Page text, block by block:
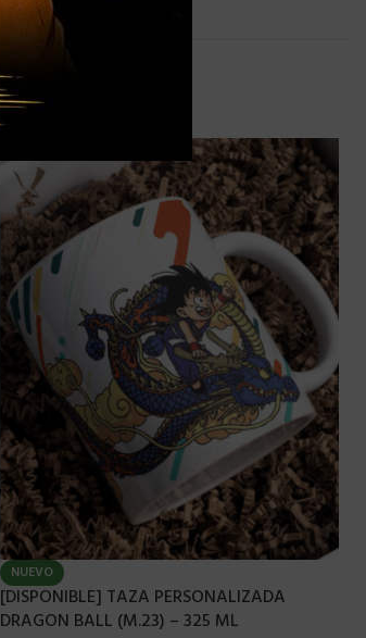
NUEVO
[DISPONIBLE] TAZA PERSONALIZADA
DRAGON BALL (M.23) – 325 ML